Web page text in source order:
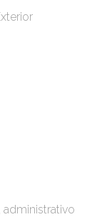
administrativo